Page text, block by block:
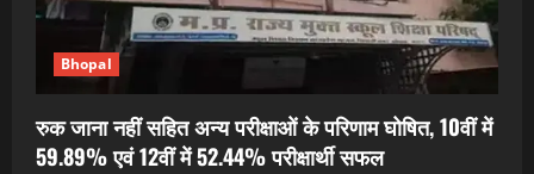
Bhopal
रुक जाना नहीं सहित अन्य परीक्षाओं के परिणाम घोषित, 10वीं में
59.89% एवं 12वीं में 52.44% परीक्षार्थी सफल